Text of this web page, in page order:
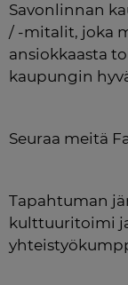
Savonlinnan
/ -mitalit, joka
ansiokkaasta
kaupungin
Seuraa meitä
Tapahtuman
kulttuuritoimi